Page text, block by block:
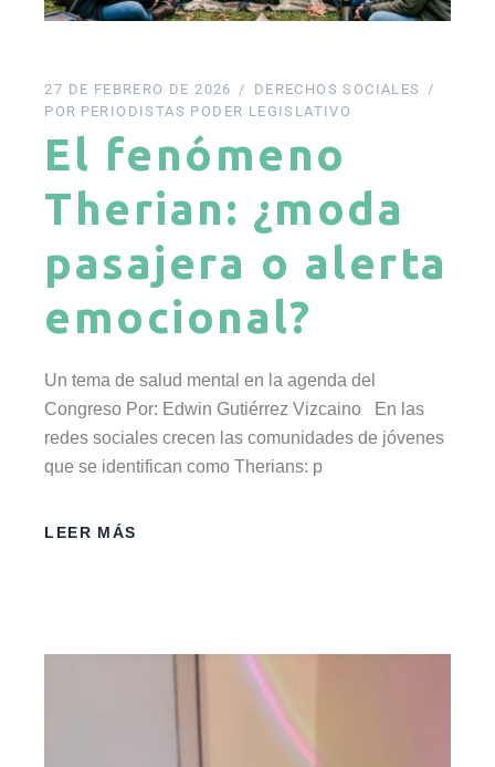
27 DE FEBRERO DE 2026
DERECHOS SOCIALES
POR PERIODISTAS PODER LEGISLATIVO
El fenómeno
Therian: ¿moda
pasajera o alerta
emocional?
Un tema de salud mental en la agenda del
Congreso Por: Edwin Gutiérrez Vizcaino En las
redes sociales crecen las comunidades de jóvenes
que se identifican como Therians: p
LEER MÁS